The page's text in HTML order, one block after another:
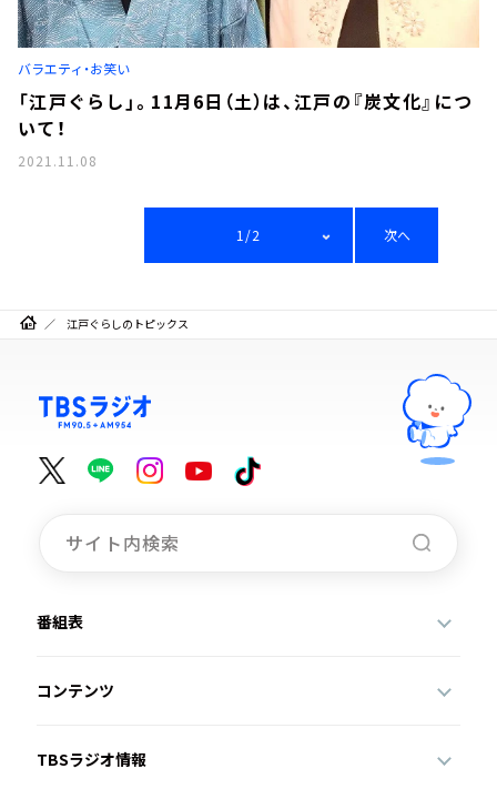
バラエティ・お笑い
「江戸ぐらし」。11月6日（土）は、江戸の『炭文化』につ
いて！
2021.11.08
1/2 次へ
江戸ぐらしのトピックス
番組表
コンテンツ
TBSラジオ情報